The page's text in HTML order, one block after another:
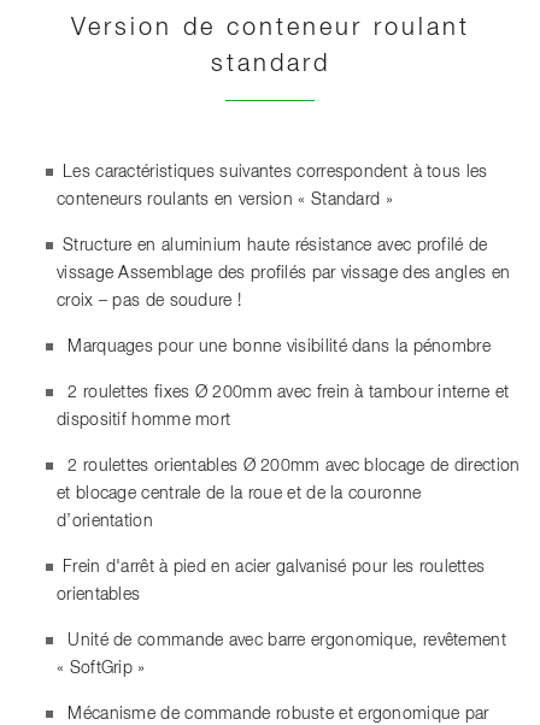
Version de conteneur roulant
standard
Les caractéristiques suivantes correspondent à tous les
conteneurs roulants en version « Standard »
Structure en aluminium haute résistance avec profilé de
vissageAssemblage des profilés par vissage des angles en
croix – pas de soudure !
Marquages pour une bonne visibilité dans la pénombre
2 roulettes fixes Ø 200mm avec frein à tambour interne et
dispositif homme mort
2 roulettes orientables Ø 200mm avec blocage de direction
et blocage centrale de la roue et de la couronne
d’orientation
Frein d'arrêt à pied en acier galvanisé pour les roulettes
orientables
Unité de commande avec barre ergonomique, revêtement
« SoftGrip »
Mécanisme de commande robuste et ergonomique par